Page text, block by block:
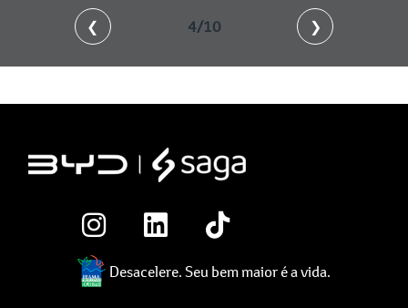
❮ 4/10 ❯
Desacelere. Seu bem maior é a vida.